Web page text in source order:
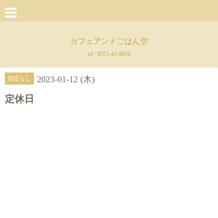
カフェアンドごはん空
tel : 0551-45-9610
指定なし 2023-01-12 (木)
定休日